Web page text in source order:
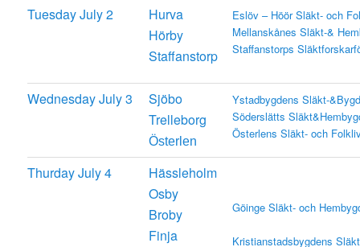
Tuesday July 2
Hurva
Hörby
Staffanstorp
Eslöv – Höör Släkt- och
Mellanskånes Släkt-&
Staffanstorps
Wednesday July 3
Sjöbo
Trelleborg
Österlen
Ystadbygdens Släkt-
Söderslätts
Österlens Släkt- och
Thurday July 4
Hässleholm
Osby
Broby
Finja
Göinge Släkt- och
Kristianstadsbygdens